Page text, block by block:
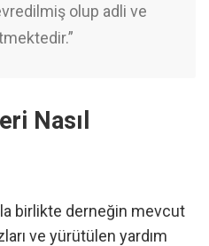
olup adli ve
Nasıl
birlikte derneğin mevcut
ve yürütülen yardım